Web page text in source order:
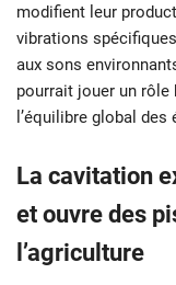
modifient leur
vibrations
aux sons
pourrait jouer un rôle
l’équilibre global
La cavitation
et ouvre des
l’agriculture